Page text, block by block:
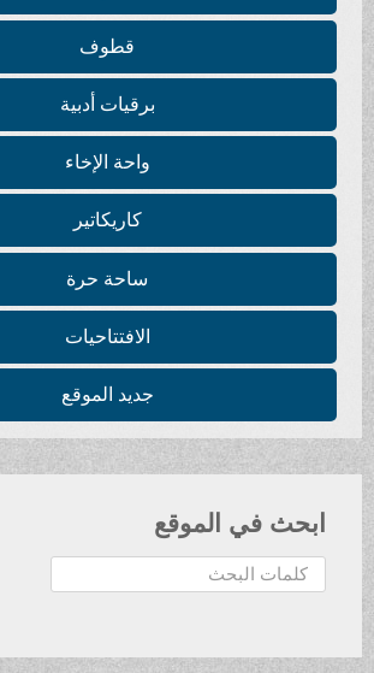
قطوف
برقيات أدبية
واحة الإخاء
كاريكاتير
ساحة حرة
الافتتاحيات
جديد الموقع
ابحث في الموقع
ح